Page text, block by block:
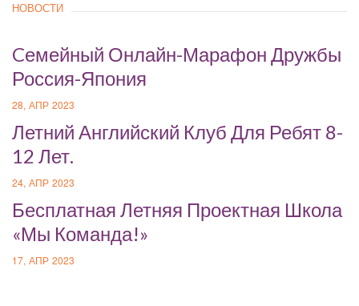
НОВОСТИ
Cемейный Онлайн-Марафон Дружбы
Россия-Япония
28, АПР 2023
Летний Английский Клуб Для Ребят 8-
12 Лет.
24, АПР 2023
Бесплатная Летняя Проектная Школа
«Мы Команда!»
17, АПР 2023